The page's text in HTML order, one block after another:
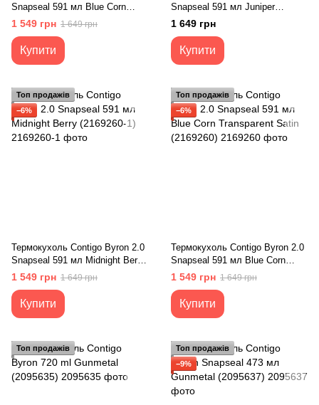
Snapseal 591 мл Blue Corn
(2104596-1)
1 549 грн 1 649 грн
Купити
Snapseal 591 мл Juniper
(2155589)
1 649 грн
Купити
Топ продажів
−6%
Термокухоль Contigo Byron 2.0
Snapseal 591 мл Midnight Berry
(2169260-1)
1 549 грн 1 649 грн
Купити
Топ продажів
−6%
Термокухоль Contigo Byron 2.0
Snapseal 591 мл Blue Corn
Transparent Satin (2169260)
1 549 грн 1 649 грн
Купити
Топ продажів
Топ продажів
−9%